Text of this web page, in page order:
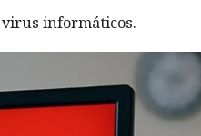
informáticos.